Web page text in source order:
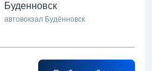
Буденновск
автовокзал Будённовск